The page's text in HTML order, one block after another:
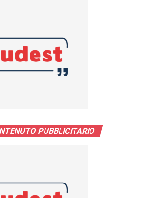
PUBBLICITARIO